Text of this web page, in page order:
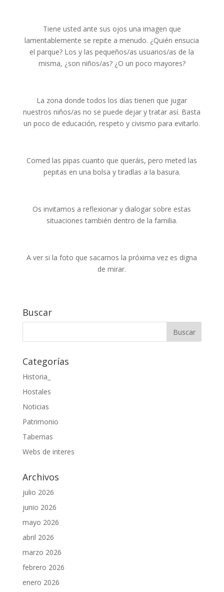
Tiene usted ante sus ojos una imagen que
lamentablemente se repite a menudo. ¿Quién ensucia
el parque? Los y las pequeños/as usuarios/as de la
misma, ¿son niños/as? ¿O un poco mayores?
La zona donde todos los días tienen que jugar
nuestros niños/as no se puede dejar y tratar así. Basta
un poco de educación, respeto y civismo para evitarlo.
Comed las pipas cuanto que queráis, pero meted las
pepitas en una bolsa y tiradlas a la basura.
Os invitamos a reflexionar y dialogar sobre estas
situaciones también dentro de la familia.
A ver si la foto que sacamos la próxima vez es digna
de mirar.
Buscar
Categorías
Historia_
Hostales
Noticias
Patrimonio
Tabernas
Webs de interes
Archivos
julio 2026
junio 2026
mayo 2026
abril 2026
marzo 2026
febrero 2026
enero 2026